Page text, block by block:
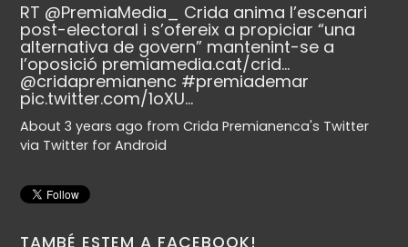
RT @PremiaMedia_ Crida anima l’escenari
post-electoral i s’ofereix a propiciar “una
alternativa de govern” mantenint-se a
l’oposició premiamedia.cat/crid…
@cridapremianenc #premiademar
pic.twitter.com/1oXU…
About 3 years ago fromCrida Premianenca's Twitter
via Twitter for Android
TAMBÉ ESTEM A FACEBOOK!